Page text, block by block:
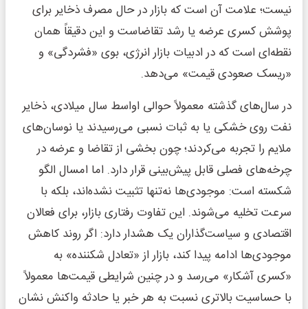
نیست؛ علامت آن است که بازار در حال مصرف ذخایر برای
پوشش کسری عرضه یا رشد تقاضاست و این دقیقاً همان
نقطه‌ای است که در ادبیات بازار انرژی، بوی «فشردگی» و
«ریسک صعودی قیمت» می‌دهد.
در سال‌های گذشته معمولاً حوالی اواسط سال میلادی، ذخایر
نفت روی خشکی یا به ثبات نسبی می‌رسیدند یا نوسان‌های
ملایم را تجربه می‌کردند؛ چون بخشی از تقاضا و عرضه در
چرخه‌های فصلی قابل پیش‌بینی قرار دارد. اما امسال الگو
شکسته است: موجودی‌ها نه‌تنها تثبیت نشده‌اند، بلکه با
سرعت تخلیه می‌شوند. این تفاوت رفتاری بازار، برای فعالان
اقتصادی و سیاست‌گذاران یک هشدار دارد: اگر روند کاهش
موجودی‌ها ادامه پیدا کند، بازار از «تعادل شکننده» به
«کسری آشکار» می‌رسد و در چنین شرایطی قیمت‌ها معمولاً
با حساسیت بالاتری نسبت به هر خبر یا حادثه واکنش نشان